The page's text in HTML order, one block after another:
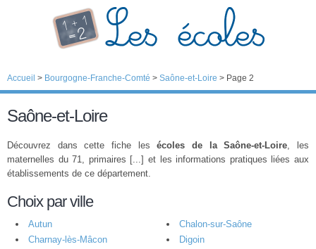
Accueil > Bourgogne-Franche-Comté > Saône-et-Loire > Page 2
Saône-et-Loire
Découvrez dans cette fiche lesécoles de la Saône-et-Loire, les
maternelles du 71, primaires [...] et les informations pratiques liées aux
établissements de ce département.
Choix par ville
Autun
Chalon-sur-Saône
Charnay-lès-Mâcon
Digoin